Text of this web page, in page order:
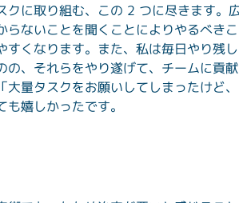
に取り組む、この 2 つに尽きます。
ないことを聞くことによりやるべき
くなります。また、私は毎日やり残
、それらをやり遂げて、チームに貢
量タスクをお願いしてしまったけど
嬉しかったです。